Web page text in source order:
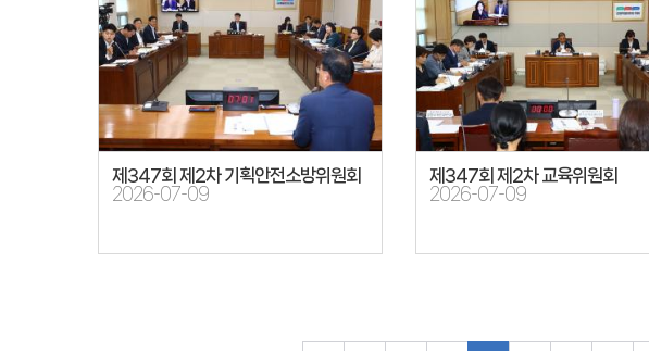
제347회 제2차 기획안전소방위원회
2026-07-09
제347회 제2차 교육위원회
2026-07-09